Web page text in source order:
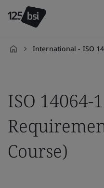
International - ISO 14064-
ISO 14064-
Course)